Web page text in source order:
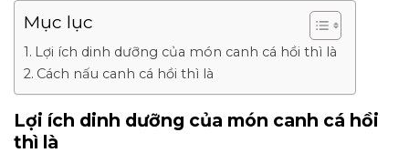
Mục lục
Lợi ích dinh dưỡng của món canh cá hồi thì là
Cách nấu canh cá hồi thì là
Lợi ích dinh dưỡng của món canh cá hồi
thì là